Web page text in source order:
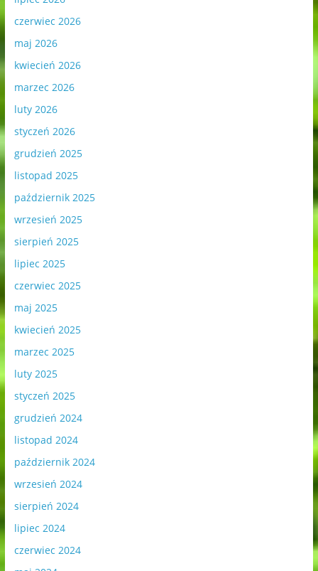
czerwiec 2026
maj 2026
kwiecień 2026
marzec 2026
luty 2026
styczeń 2026
grudzień 2025
listopad 2025
październik 2025
wrzesień 2025
sierpień 2025
lipiec 2025
czerwiec 2025
maj 2025
kwiecień 2025
marzec 2025
luty 2025
styczeń 2025
grudzień 2024
listopad 2024
październik 2024
wrzesień 2024
sierpień 2024
lipiec 2024
czerwiec 2024